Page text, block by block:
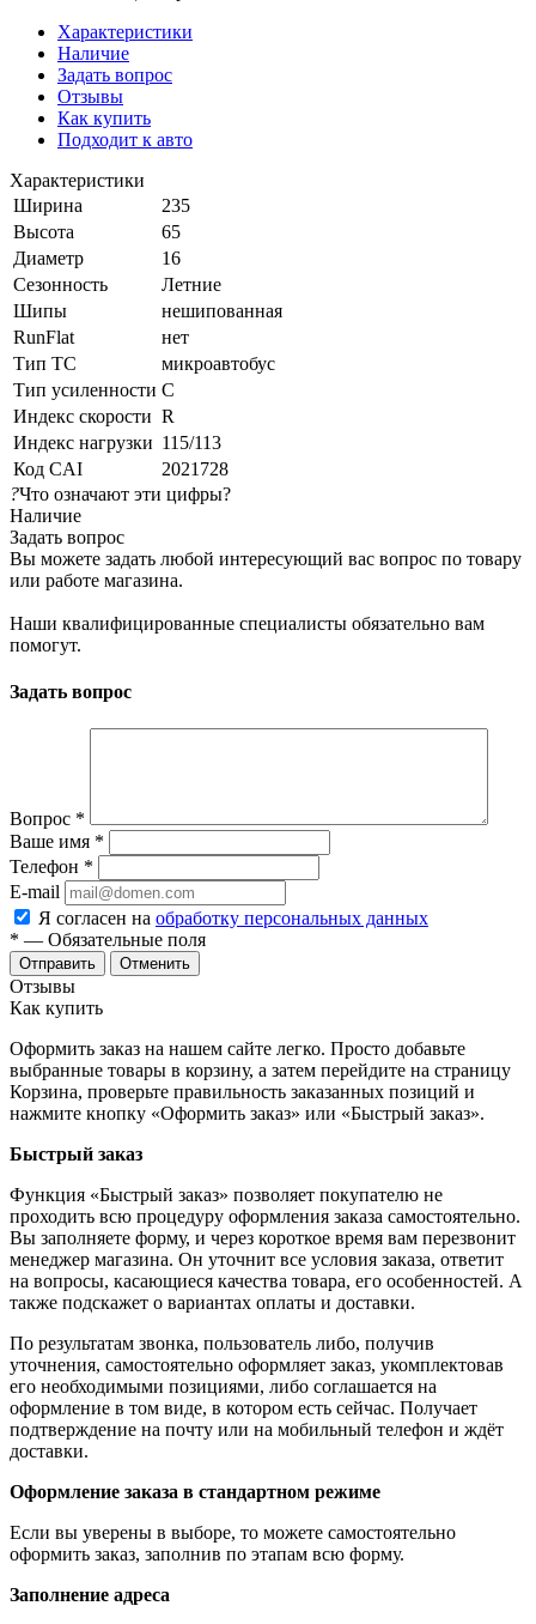
Характеристики
Наличие
Задать вопрос
Отзывы
Как купить
Подходит к авто
Характеристики
Ширина
235
Высота
65
Диаметр
16
Сезонность
Летние
Шипы
нешипованная
RunFlat
нет
Тип ТС
микроавтобус
Тип усиленности C
Индекс скорости R
Индекс нагрузки 115/113
Код CAI
2021728
?Что означают эти цифры?
Наличие
Задать вопрос
Вы можете задать любой интересующий вас вопрос по товару
или работе магазина.
Наши квалифицированные специалисты обязательно вам
помогут.
Задать вопрос
Вопрос *
Ваше имя *
Телефон *
E-mail
Я согласен на обработку персональных данных
* — Обязательные поля
Отменить
Отзывы
Как купить
Оформить заказ на нашем сайте легко. Просто добавьте
выбранные товары в корзину, а затем перейдите на страницу
Корзина, проверьте правильность заказанных позиций и
нажмите кнопку «Оформить заказ» или «Быстрый заказ».
Быстрый заказ
Функция «Быстрый заказ» позволяет покупателю не
проходить всю процедуру оформления заказа самостоятельно.
Вы заполняете форму, и через короткое время вам перезвонит
менеджер магазина. Он уточнит все условия заказа, ответит
на вопросы, касающиеся качества товара, его особенностей. А
также подскажет о вариантах оплаты и доставки.
По результатам звонка, пользователь либо, получив
уточнения, самостоятельно оформляет заказ, укомплектовав
его необходимыми позициями, либо соглашается на
оформление в том виде, в котором есть сейчас. Получает
подтверждение на почту или на мобильный телефон и ждёт
доставки.
Оформление заказа в стандартном режиме
Если вы уверены в выборе, то можете самостоятельно
оформить заказ, заполнив по этапам всю форму.
Заполнение адреса